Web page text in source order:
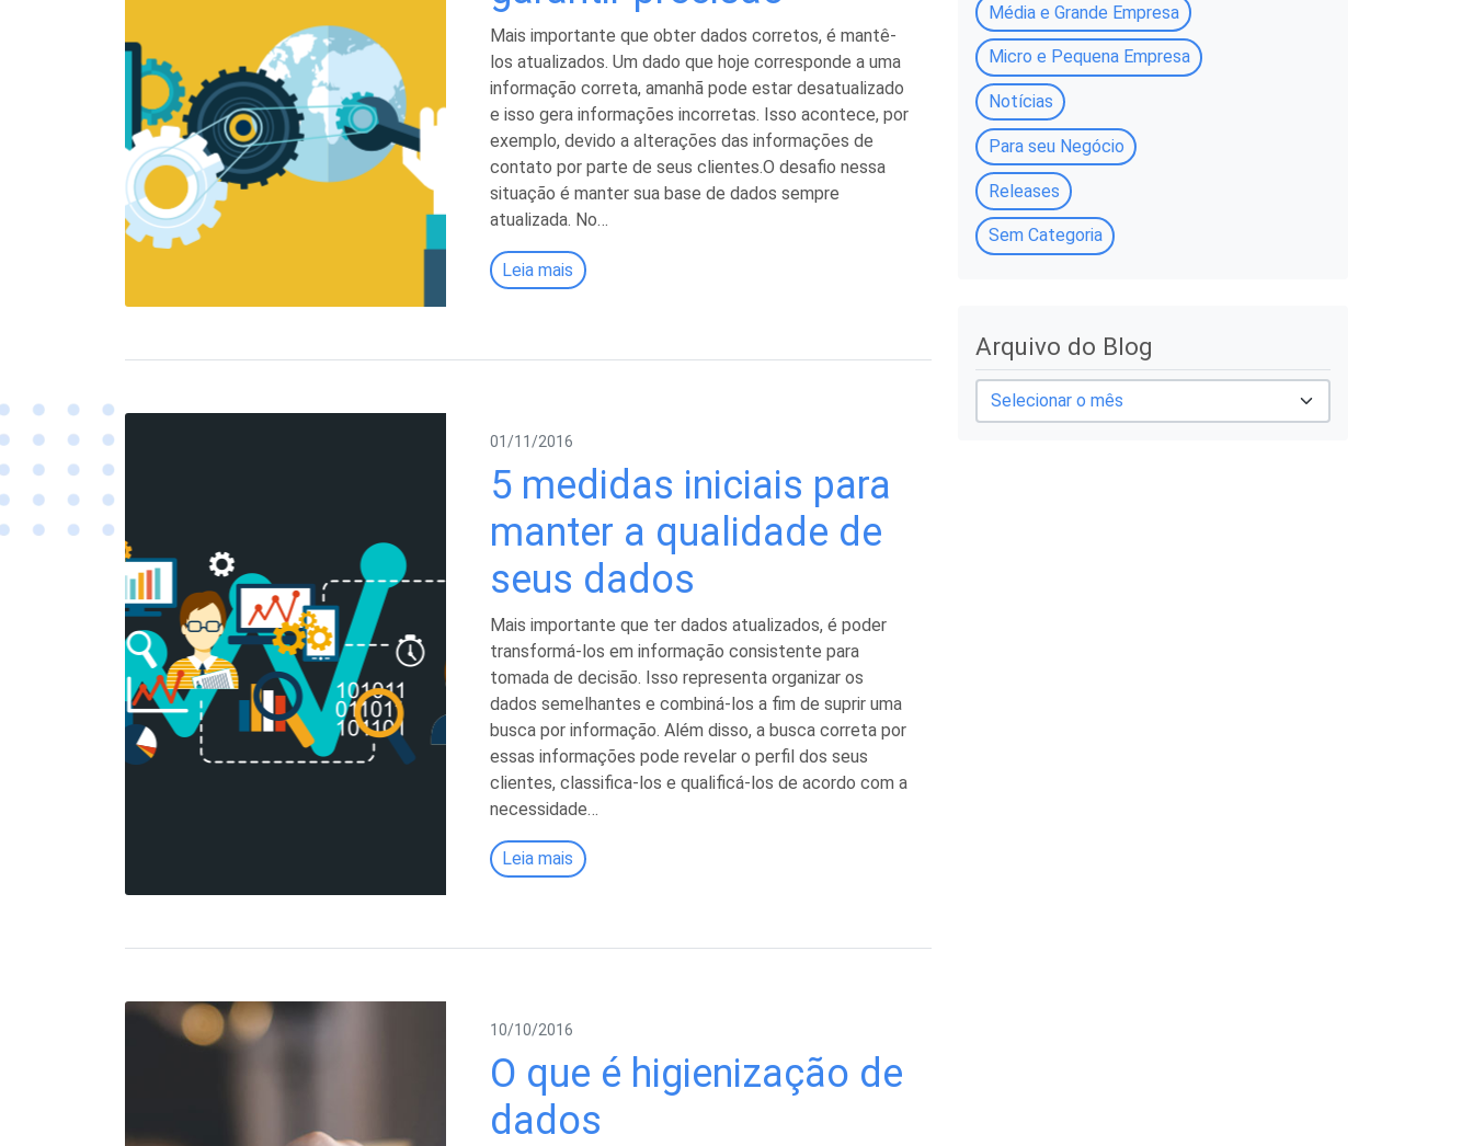
Mais importante que obter dados corretos, é mantê-
los atualizados. Um dado que hoje corresponde a uma
informação correta, amanhã pode estar desatualizado
e isso gera informações incorretas. Isso acontece, por
exemplo, devido a alterações das informações de
contato por parte de seus clientes.O desafio nessa
situação é manter sua base de dados sempre
atualizada. No…
Leia mais
01/11/2016
5 medidas iniciais para
manter a qualidade de
seus dados
Mais importante que ter dados atualizados, é poder
transformá-los em informação consistente para
tomada de decisão. Isso representa organizar os
dados semelhantes e combiná-los a fim de suprir uma
busca por informação. Além disso, a busca correta por
essas informações pode revelar o perfil dos seus
clientes, classifica-los e qualificá-los de acordo com a
necessidade…
Leia mais
10/10/2016
O que é higienização de
dados
Média e Grande Empresa
Micro e Pequena Empresa
Notícias
Para seu Negócio
Releases
Sem Categoria
Arquivo do Blog
A
r
q